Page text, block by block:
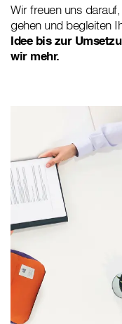
Wir freuen uns
gehen und begleiten
Idee bis zur
wir mehr.